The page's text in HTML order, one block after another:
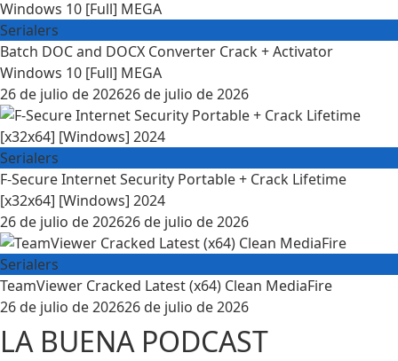
Serialers
Batch DOC and DOCX Converter Crack + Activator
Windows 10 [Full] MEGA
Posted
on
26 de julio de 202626 de julio de 2026
Serialers
F-Secure Internet Security Portable + Crack Lifetime
[x32x64] [Windows] 2024
Posted
on
26 de julio de 202626 de julio de 2026
Serialers
TeamViewer Cracked Latest (x64) Clean MediaFire
Posted
on
26 de julio de 202626 de julio de 2026
LA BUENA PODCAST